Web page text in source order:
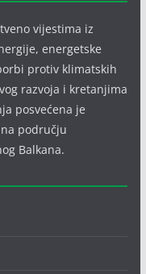
vijestima iz
energetske
protiv klimatskih
razvoja i kretanjima
posvećena je
području
Balkana.